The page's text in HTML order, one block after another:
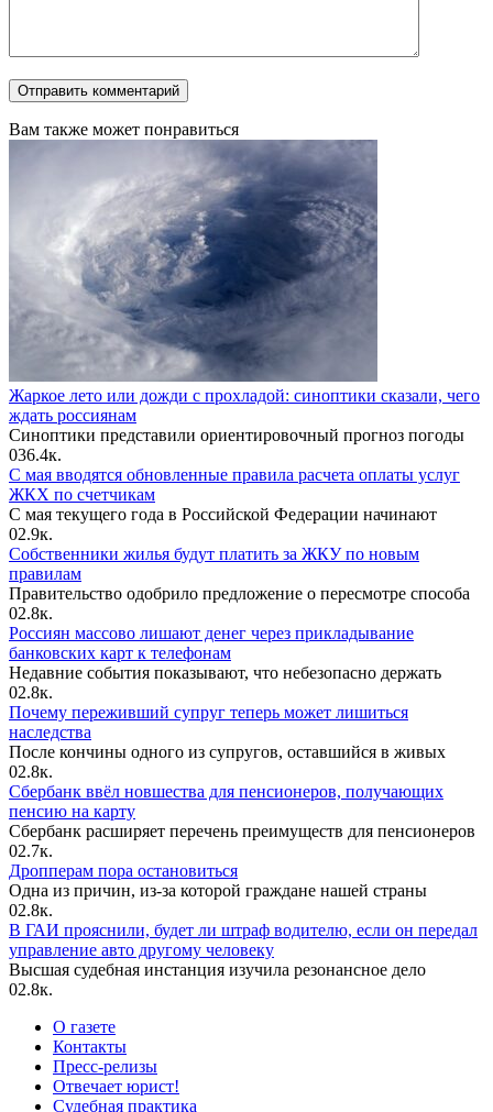
Вам также может понравиться
Жаркое лето или дожди с прохладой: синоптики сказали, чего
ждать россиянам
Синоптики представили ориентировочный прогноз погоды
036.4к.
С мая вводятся обновленные правила расчета оплаты услуг
ЖКХ по счетчикам
С мая текущего года в Российской Федерации начинают
02.9к.
Собственники жилья будут платить за ЖКУ по новым
правилам
Правительство одобрило предложение о пересмотре способа
02.8к.
Россиян массово лишают денег через прикладывание
банковских карт к телефонам
Недавние события показывают, что небезопасно держать
02.8к.
Почему переживший супруг теперь может лишиться
наследства
После кончины одного из супругов, оставшийся в живых
02.8к.
Сбербанк ввёл новшества для пенсионеров, получающих
пенсию на карту
Сбербанк расширяет перечень преимуществ для пенсионеров
02.7к.
Дропперам пора остановиться
Одна из причин, из-за которой граждане нашей страны
02.8к.
В ГАИ прояснили, будет ли штраф водителю, если он передал
управление авто другому человеку
Высшая судебная инстанция изучила резонансное дело
02.8к.
О газете
Контакты
Пресс-релизы
Отвечает юрист!
Судебная практика